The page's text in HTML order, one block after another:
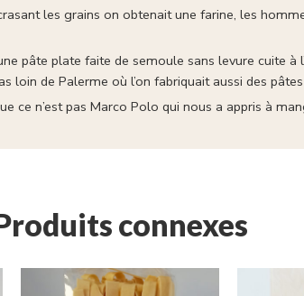
les grains on obtenait une farine, les
pâte plate faite de semoule sans levure cuite à
loin de Palerme où l’on fabriquait aussi des
ce n’est pas Marco Polo qui nous a appris à
connexes